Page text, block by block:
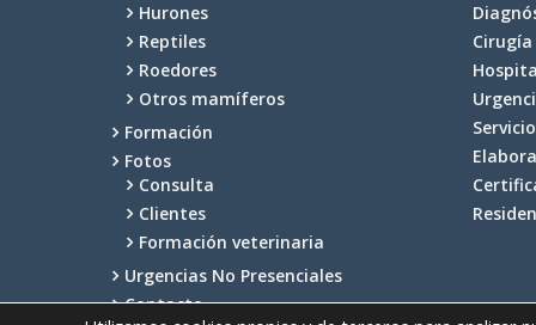
Hurones
Reptiles
Roedores
Otros mamíferos
Formación
Fotos
Consulta
Clientes
Formación veterinaria
Urgencias No Presenciales
Contacto
Cirugía